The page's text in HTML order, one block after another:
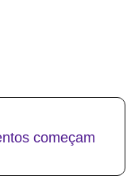
começam